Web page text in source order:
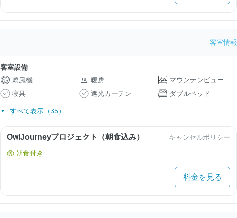
客室情報
客室設備
扇風機
暖房
マウンテンビュー
寝具
遮光カーテン ダブルベッド
すべて表示（35）
OwlJourneyプロジェクト（朝食込み） キャンセルポリシー
朝食付き
料金を見る